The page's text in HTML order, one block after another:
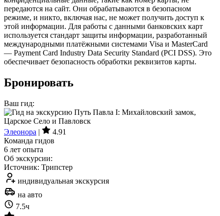
передаются на сайт. Они обрабатываются в безопасном
режиме, и никто, включая нас, не может получить доступ к
этой информации. Для работы с данными банковских карт
используется стандарт защиты информации, разработанный
международными платёжными системами Visa и MasterCard
— Payment Card Industry Data Security Standard (PCI DSS). Это
обеспечивает безопасность обработки реквизитов карты.
Бронировать
Ваш гид:
Элеонора |
4.91
Команда гидов
6 лет опыта
Об экскурсии:
Источник: Трипстер
индивидуальная экскурсия
на авто
7.5ч